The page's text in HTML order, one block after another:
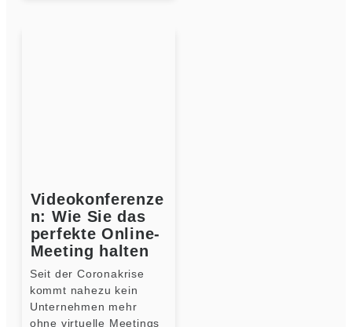
Videokonferenze
n: Wie Sie das
perfekte Online-
Meeting halten
Seit der Coronakrise
kommt nahezu kein
Unternehmen mehr
ohne virtuelle Meetings